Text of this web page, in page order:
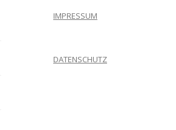
IMPRESSUM
DATENSCHUTZ